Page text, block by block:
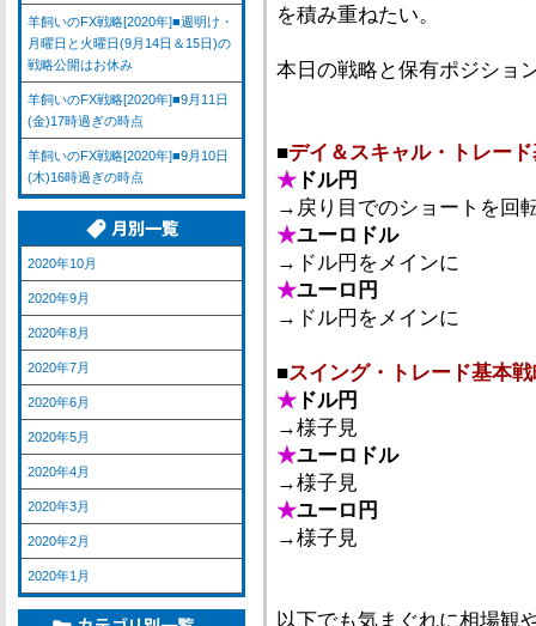
を積み重ねたい。
本日の戦略と保有ポジショ
■デイ＆スキャル・トレー
★ ドル円
→戻り目でのショートを回
★ユーロドル
→ドル円をメインに
★ユーロ円
→ドル円をメインに
■スイング・トレード基本
★ ドル円
→様子見
★ユーロドル
→様子見
★ユーロ円
→様子見
以下でも気まぐれに相場観
羊飼いのFX戦略[2020年]■週明け・
月曜日と火曜日(9月14日＆15日)の
戦略公開はお休み
羊飼いのFX戦略[2020年]■9月11日
(金)17時過ぎの時点
羊飼いのFX戦略[2020年]■9月10日
(木)16時過ぎの時点
2020年10月
2020年9月
2020年8月
2020年7月
2020年6月
2020年5月
2020年4月
2020年3月
2020年2月
2020年1月